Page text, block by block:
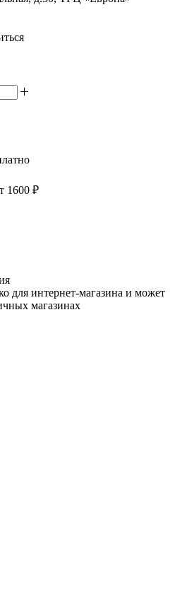
1600 ₽
для интернет-магазина и может
магазинах